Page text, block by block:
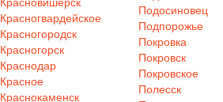
Красногвардейское
Красногородск
Красногорск
Краснодар
Красное
Краснокаменск
Подосиновец
Подпорожье
Покровка
Покровск
Покровское
Полесск